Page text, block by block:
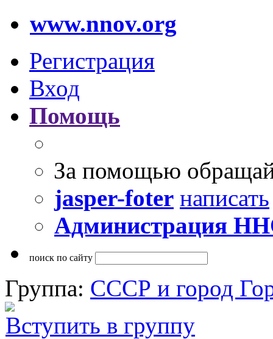
www.nnov.org
Регистрация
Вход
Помощь
За помощью
jasper-foter написать
Администрация
поиск по сайту
Группа: СССР и город
Вступить в группу